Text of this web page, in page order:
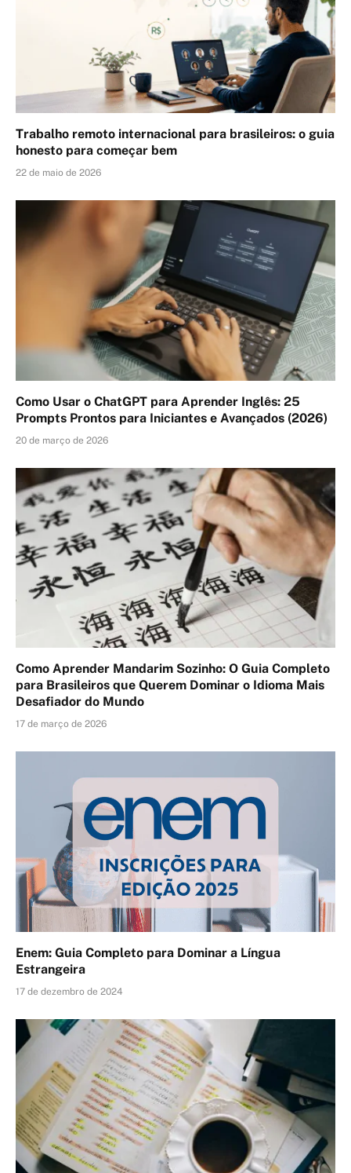
Trabalho remoto internacional para brasileiros: o guia
honesto para começar bem
22 de maio de 2026
Como Usar o ChatGPT para Aprender Inglês: 25
Prompts Prontos para Iniciantes e Avançados (2026)
20 de março de 2026
Como Aprender Mandarim Sozinho: O Guia Completo
para Brasileiros que Querem Dominar o Idioma Mais
Desafiador do Mundo
17 de março de 2026
Enem: Guia Completo para Dominar a Língua
Estrangeira
17 de dezembro de 2024